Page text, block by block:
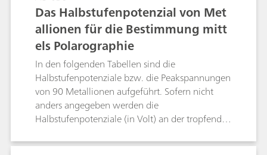
Bedingungen könnten auch für andere
kationische Verunreinigungen wie Magnesium,
Calcium, Natrium und Ammoniak in
Kaliumhydrogencarbonat und Kaliumchlorid
Anwendung finden, das für Brauselösungen
zum Einnehmen verwendet wird. Ein einziges
chromatographisches Verfahren zur Analyse und
zur Identifikation vereinfacht den gesamten
Ablauf der Qualitätssicherung- und -kontrolle.
Das Halbstufenpotenzial von Met
allionen für die Bestimmung mitt
els Polarographie
In den folgenden Tabellen sind die
Halbstufenpotenziale bzw. die Peakspannungen
von 90 Metallionen aufgeführt. Sofern nicht
anders angegeben werden die
Halbstufenpotenziale (in Volt) an der tropfenden
gemessen.